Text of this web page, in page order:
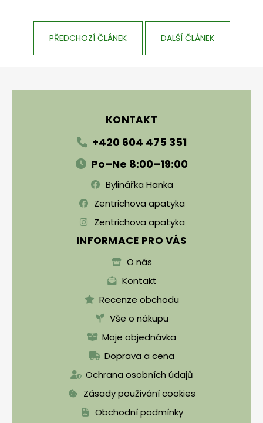
PŘEDCHOZÍ ČLÁNEK DALŠÍ ČLÁNEK
KONTAKT
+420 604 475 351
Po–Ne 8:00–19:00
Bylinářka Hanka
Zentrichova apatyka
Zentrichova apatyka
INFORMACE PRO VÁS
O nás
Kontakt
Recenze obchodu
Vše o nákupu
Moje objednávka
Doprava a cena
Ochrana osobních údajů
Zásady používání cookies
Obchodní podmínky